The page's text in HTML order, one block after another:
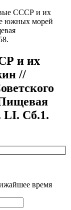
СССР и их
южных морей
и их
//
LI. Сб.1.
время